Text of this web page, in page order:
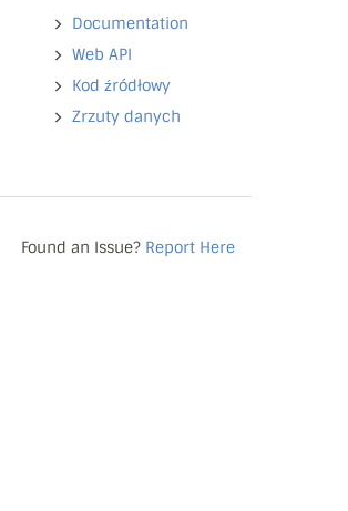
Documentation
Web API
Kod źródłowy
Zrzuty danych
Found an Issue? Report Here